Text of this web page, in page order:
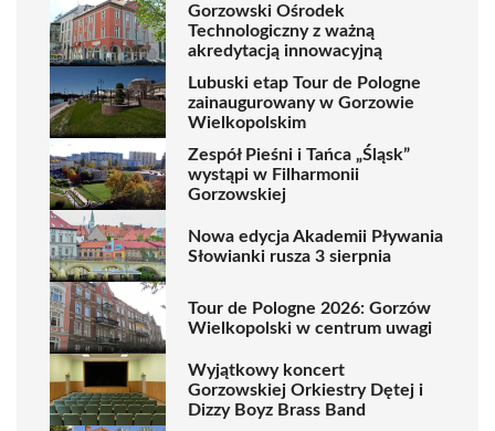
Gorzowski Ośrodek
Technologiczny z ważną
akredytacją innowacyjną
Lubuski etap Tour de Pologne
zainaugurowany w Gorzowie
Wielkopolskim
Zespół Pieśni i Tańca „Śląsk”
wystąpi w Filharmonii
Gorzowskiej
Nowa edycja Akademii Pływania
Słowianki rusza 3 sierpnia
Tour de Pologne 2026: Gorzów
Wielkopolski w centrum uwagi
Wyjątkowy koncert
Gorzowskiej Orkiestry Dętej i
Dizzy Boyz Brass Band